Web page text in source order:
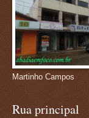
Martinho Campos
Rua principal